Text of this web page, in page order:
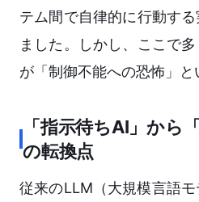
テム間で自律的に行動す
ました。しかし、ここで
が「制御不能への恐怖」と
「指示待ちAI」から
の転換点
従来のLLM（大規模言語